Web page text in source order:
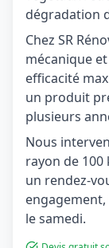
dégradation
Chez SR
mécanique
efficacité
un produit
plusieurs
Nous
rayon de 100
un rendez-
le samedi.